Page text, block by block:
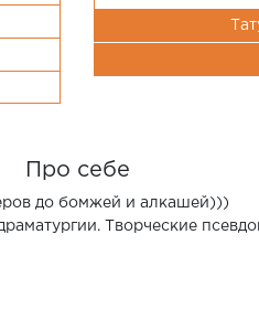
Про себе
до бомжей и алкашей)))
Творческие